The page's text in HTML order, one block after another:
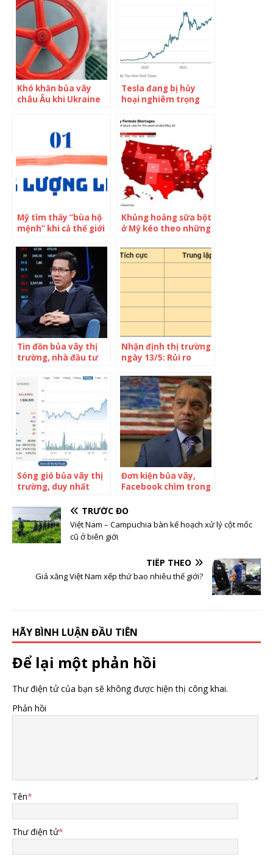
Khó khăn bủa vây
châu Âu khi Ukraine
Tesla đang bị hủy
hoại nghiêm trọng
hóa bốc hơi 400 tỷ
USD, nhân tài rời bỏ,
khó khăn bủa vây
nhưng CEO chỉ mai
mê tweet cãi cọ qua
lại
Mỹ tìm thấy “bùa hộ
mệnh” khi cả thế giới
mất an ninh năng
lượng
Khủng hoảng sữa bột
ở Mỹ kéo theo những
gian, “đốt tiền” xăng
mà vẫn không tìm
con mình sẽ ăn gì?”
Tin đồn bủa vây thị
trường, nhà đầu tư
hành động thế nào?
Nhận định thị trường
ngày 13/5: Rủi ro
Sóng gió bủa vây thị
trường, duy nhất
tỷ USD vẫn âm thầm
vượt đỉnh
Đơn kiện bủa vây,
Facebook chìm trong
Mark Zuckerberg sắp
phải hầu tòa?
TRƯỚC ĐÓ
Việt Nam – Campuchia bàn kế hoạch xử lý cột mốc
cũ ở biên giới
TIẾP THEO
Giá xăng Việt Nam xếp thứ bao nhiêu thế giới?
HÃY BÌNH LUẬN ĐẦU TIÊN
Để lại một phản hồi
Thư điện tử của bạn sẽ không được hiện thị công khai.
Phản hồi
Tên*
Thư điện tử*